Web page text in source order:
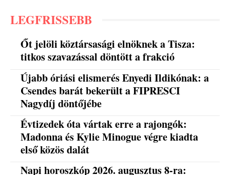
LEGFRISSEBB
Őt jelöli köztársasági elnöknek a Tisza:
titkos szavazással döntött a frakció
Újabb óriási elismerés Enyedi Ildikónak: a
Csendes barát bekerült a FIPRESCI
Nagydíj döntőjébe
Évtizedek óta vártak erre a rajongók:
Madonna és Kylie Minogue végre kiadta
első közös dalát
Napi horoszkóp 2026. augusztus 8-ra: